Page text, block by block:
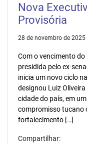
Nova
Provisória
28 de novembro de 2025
Com o vencimento
presidida pelo ex-
inicia um novo ciclo
designou Luiz
cidade do país, em
compromisso tucano
fortalecimento […]
Compartilhar: